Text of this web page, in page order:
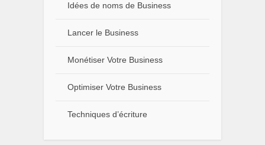
Idées de noms de Business
Lancer le Business
Monétiser Votre Business
Optimiser Votre Business
Techniques d’écriture